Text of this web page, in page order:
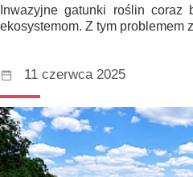
Inwazyjne gatunki roślin coraz
ekosystemom. Z tym problemem
11 czerwca 2025